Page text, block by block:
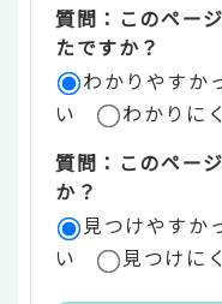
リ
ア
質問：このペー
たですか？
わかりやすか
い
わかりに
質問：このペー
か？
見つけやすか
い
見つけに